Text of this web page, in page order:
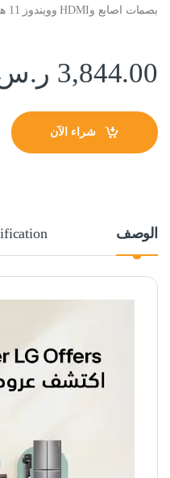
بصمات اصابع وHDMI وويندوز 11 هوم في وضع S
3,844.00
شراء الآن
الوصف